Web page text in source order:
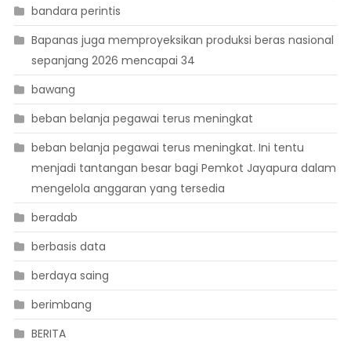
bandara perintis
Bapanas juga memproyeksikan produksi beras nasional
sepanjang 2026 mencapai 34
bawang
beban belanja pegawai terus meningkat
beban belanja pegawai terus meningkat. Ini tentu
menjadi tantangan besar bagi Pemkot Jayapura dalam
mengelola anggaran yang tersedia
beradab
berbasis data
berdaya saing
berimbang
BERITA